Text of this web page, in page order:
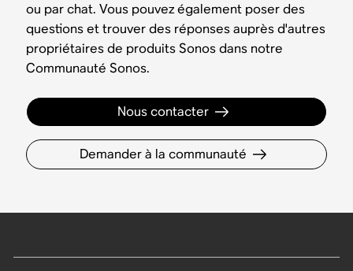
ou par chat. Vous pouvez également poser des
questions et trouver des réponses auprès d'autres
propriétaires de produits Sonos dans notre
Communauté Sonos.
Nous contacter
Demander à la communauté